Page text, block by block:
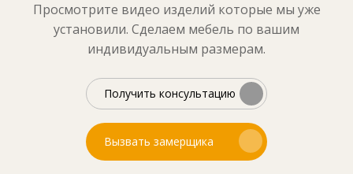
Просмотрите видео изделий которые мы уже
установили. Сделаем мебель по вашим
индивидуальным размерам.
Получить консультацию
Вызвать замерщика